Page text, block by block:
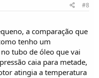
#8
a comparação que
tenho um
tubo de óleo que vai
caia para metade,
atingia a temperatura